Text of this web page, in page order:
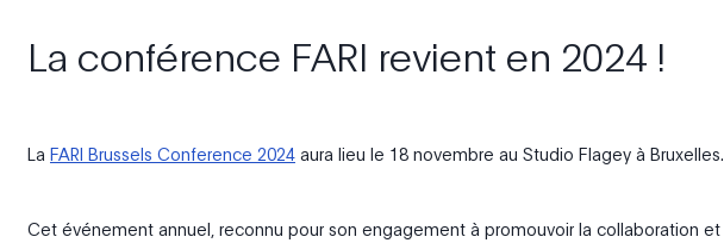
La conférence FARI revient en 2024 !
La FARI Brussels Conference 2024 aura lieu le 18 novembre au Studio Flagey à Bruxelles.
Cet événement annuel, reconnu pour son engagement à promouvoir la collaboration et